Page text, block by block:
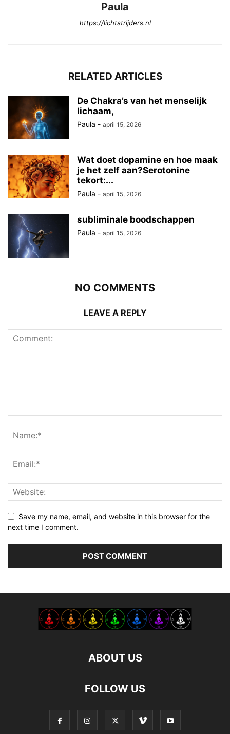
Paula
https://lichtstrijders.nl
RELATED ARTICLES
De Chakra’s van het menselijk
lichaam,
Paula - april 15, 2026
Wat doet dopamine en hoe maak
je het zelf aan?Serotonine
tekort:...
Paula - april 15, 2026
subliminale boodschappen
Paula - april 15, 2026
NO COMMENTS
LEAVE A REPLY
Save my name, email, and website in this browser for the
next time I comment.
ABOUT US
FOLLOW US